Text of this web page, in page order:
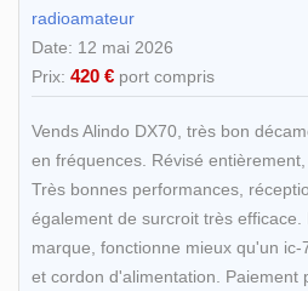
radioamateur
Date: 12 mai 2026
Prix: 420 € port compris
Vends Alindo DX70, très bon
en fréquences. Révisé
Très bonnes performances,
également de surcroit très
marque, fonctionne mieux qu'un
et cordon d'alimentation. Paiement